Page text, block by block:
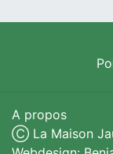
A propos
Ⓒ La Maison